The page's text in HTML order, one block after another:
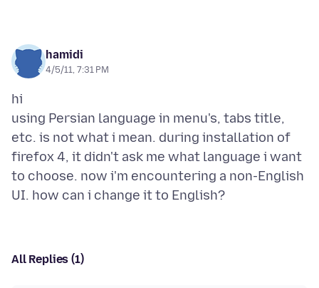
hamidi
4/5/11, 7:31 PM
hi
using Persian language in menu's, tabs title,
etc. is not what i mean. during installation of
firefox 4, it didn't ask me what language i want
to choose. now i'm encountering a non-English
All Replies (1)